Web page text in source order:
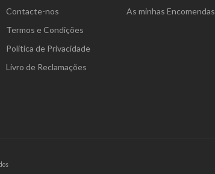
Contacte-nos
Termos e Condições
Politica de Privacidade
Livro de Reclamações
As minhas Encomendas